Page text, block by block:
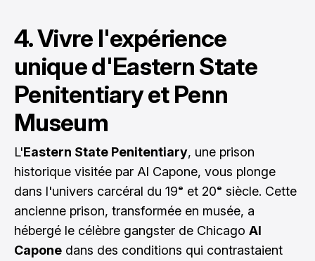
4. Vivre l'expérience
unique d'Eastern State
Penitentiary et Penn
Museum
L'Eastern State Penitentiary, une prison
historique visitée par Al Capone, vous plonge
dans l'univers carcéral du 19ᵉ et 20ᵉ siècle. Cette
ancienne prison, transformée en musée, a
hébergé le célèbre gangster de Chicago Al
Capone dans des conditions qui contrastaient